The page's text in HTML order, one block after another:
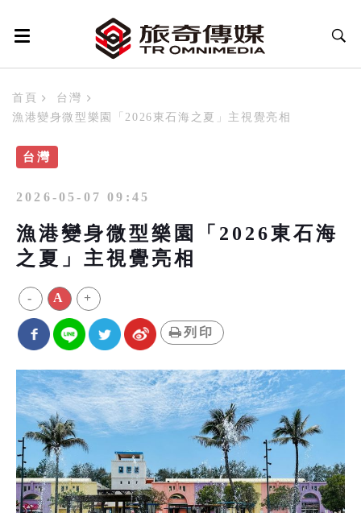
首頁
台灣
漁港變身微型樂園「2026東石海之夏」主視覺亮相
台灣
2026-05-07 09:45
漁港變身微型樂園「2026東石海
之夏」主視覺亮相
- A +
列印